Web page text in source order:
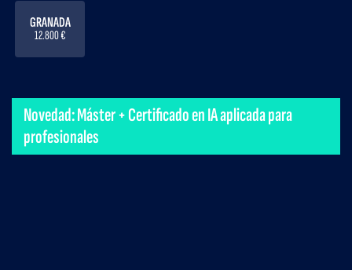
GRANADA
12.800 €
Novedad: Máster + Certificado en IA aplicada para
profesionales